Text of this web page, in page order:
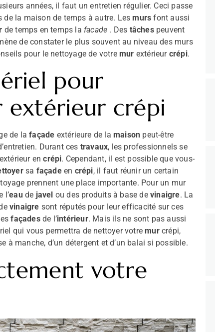
années, il faut un entretien régulier. Ceci passe
la maison de temps à autre. Lesmurs font aussi
de temps en temps la facade . Des tâchespeuvent
de constater le plus souvent au niveau des murs
pour le nettoyage de votremur extérieur crépi.
pour
crépi
de lafaçade extérieure de lamaison peut-être
Durant ces travaux, les professionnels se
encrépi. Cependant, il est possible que vous-
sa façadeen crépi, il faut réunir un certain
prennent une place importante. Pour un mur
l’eaude javel ou des produits à base devinaigre. La
vinaigre sont réputés pour leur efficacité sur ces
façadesde l’intérieur. Mais ils ne sont pas aussi
qui vous permettra de nettoyer votremurcrépi,
à manche, d’un détergent et d’un balai si possible.
votre